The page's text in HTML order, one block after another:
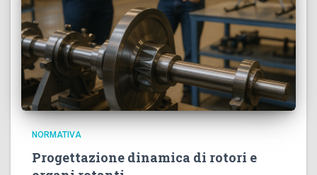
NORMATIVA
Progettazione dinamica di rotori e